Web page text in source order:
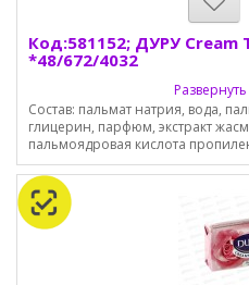
Код:581152; ДУРУ Cream
*48/672/4032
Состав: пальмат натрия, вода,
глицерин, парфюм, экстракт
пальмоядровая кислота